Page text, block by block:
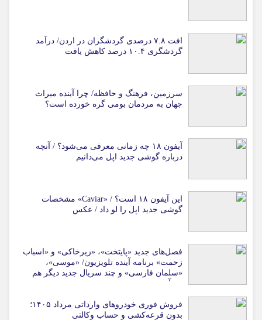
افت ۷.۸ درصدی گردشگران در اردن/ درآمد
گردشگری ۱۰.۴ درصد کاهش یافت
سرزمین، فرهنگ و حافظه/ چرا آینده میراث
جهان به مردمان بومی گره خورده است؟
آیفون ۱۸ چه زمانی معرفی می‌شود؟ / آنچه
درباره گوشی جدید اپل می‌دانیم
این آیفون ۱۸ است؟ / «Caviar» مشخصات
گوشی جدید اپل را لو داد / عکس
فصل‌های جدید «پایتخت»، «زیرخاکی» و «اسباب
زحمت» برنامه آینده تلویزیون/ «موسی»،
«سلمان فارسی» و چند سریال جدید دیگر هم
می‌آیند
فروش فوری خودروهای وارداتی مرداد ۱۴۰۵؛
بدون قرعه‌کشی و حساب وکالتی